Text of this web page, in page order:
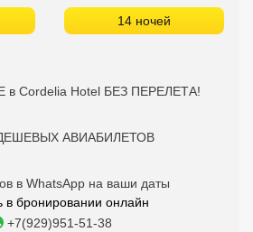
14 ночей
Cordelia Hotel БЕЗ ПЕРЕЛЕТА!
АВИАБИЛЕТОВ
в WhatsApp на ваши даты
бронировании онлайн
+7(929)951-51-38